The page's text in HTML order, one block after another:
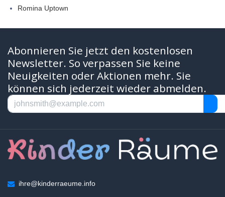
Romina Uptown
Abonnieren Sie jetzt den kostenlosen
Newsletter. So verpassen Sie keine
Neuigkeiten oder Aktionen mehr. Sie
können sich jederzeit wieder abmelden.
ihre@kinderraeume.info